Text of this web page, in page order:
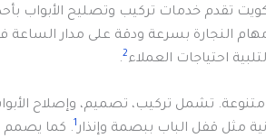
تقدم خدمات تركيب وتصليح الأبواب
النجارة بسرعة ودقة على مدار الساعة
احتياجات العملاء2
.
تشمل تركيب، تصميم، وإصلاح
مثل قفل الباب ببصمة وإنذار1 . كما يصمم